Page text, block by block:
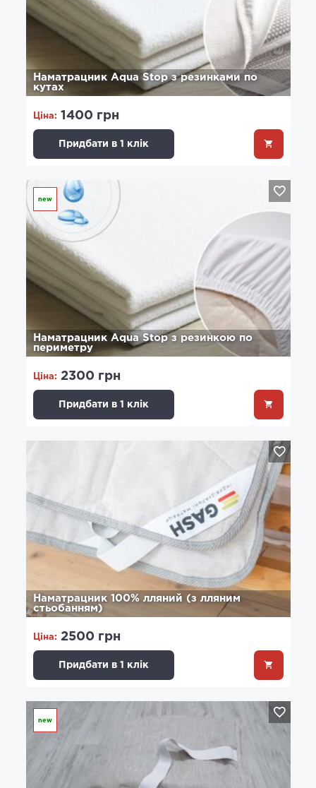
Наматрацник Aqua Stop з резинками по
кутах
Ціна: 1400 грн
Придбати в 1 клік
new
Наматрацник Aqua Stop з резинкою по
периметру
Ціна: 2300 грн
Придбати в 1 клік
Наматрацник 100% лляний (з лляним
стьобанням)
Ціна: 2500 грн
Придбати в 1 клік
new